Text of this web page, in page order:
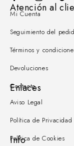
Atención al
Mi Cuenta
Seguimiento del
Términos y
Devoluciones
Contacto
Enlaces
Aviso Legal
Política de Privacidad
Política de Cookies
Info